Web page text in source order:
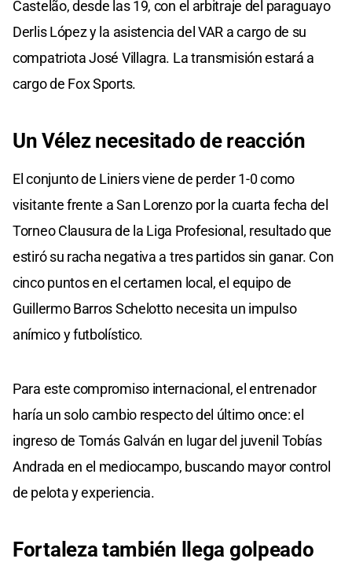
Castelão, desde las 19, con el arbitraje del paraguayo
Derlis López y la asistencia del VAR a cargo de su
compatriota José Villagra. La transmisión estará a
cargo de Fox Sports.
Un Vélez necesitado de reacción
El conjunto de Liniers viene de perder 1-0 como
visitante frente a San Lorenzo por la cuarta fecha del
Torneo Clausura de la Liga Profesional, resultado que
estiró su racha negativa a tres partidos sin ganar. Con
cinco puntos en el certamen local, el equipo de
Guillermo Barros Schelotto necesita un impulso
anímico y futbolístico.
Para este compromiso internacional, el entrenador
haría un solo cambio respecto del último once: el
ingreso de Tomás Galván en lugar del juvenil Tobías
Andrada en el mediocampo, buscando mayor control
de pelota y experiencia.
Fortaleza también llega golpeado